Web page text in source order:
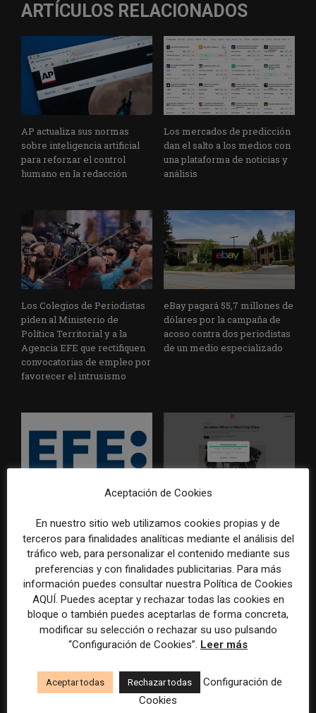
ARTÍCULOS RELACIONADOS
AP actualiza sus normas
sobre inteligencia artificial
para reforzar el control
humano en la redacción
Los mercados de predicción
dan el salto a los medios con
una plataforma de noticias y
análisis
Los Colegios de Periodistas
piden al Ministerio de
Política Territorial y a la
Agencia EFE que rectifiquen
convocatorias de empleo por
favorecer el intrusismo
eBay pagará 55,7 millones de
dólares por la campaña de
acoso contra dos periodistas
de un medio especializado
integrar la inteligencia
artificial en sus procesos
informativos con supervisión
humana
herramienta que estima
cuánto contenido ha sido
escrito con inteligencia
artificial
La Universidad CEU
Paul Krugman alerta del
Aceptación de Cookies
En nuestro sitio web utilizamos cookies propias y de
terceros para finalidades analíticas mediante el análisis del
tráfico web, para personalizar el contenido mediante sus
preferencias y con finalidades publicitarias. Para más
información puedes consultar nuestra Política de Cookies
AQUÍ. Puedes aceptar y rechazar todas las cookies en
bloque o también puedes aceptarlas de forma concreta,
modificar su selección o rechazar su uso pulsando
“Configuración de Cookies”. Leer más
Aceptar todas Rechazar todas
Configuración de
Cookies